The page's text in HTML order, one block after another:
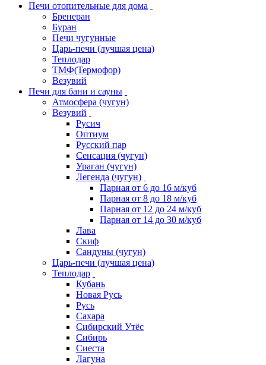
Печи отопительные для дома
Бренеран
Буран
Печи чугунные
Царь-печи (лучшая цена)
Теплодар
ТМФ(Термофор)
Везувий
Печи для бани и сауны
Атмосфера (чугун)
Везувий
Русич
Оптиум
Русский пар
Сенсация (чугун)
Ураган (чугун)
Легенда (чугун)
Парная от 6 до 16 м/куб
Парная от 8 до 18 м/куб
Парная от 12 до 24 м/куб
Парная от 14 до 30 м/куб
Лава
Скиф
Сандуны (чугун)
Царь-печи (лучшая цена)
Теплодар
Кубань
Новая Русь
Русь
Сахара
Сибирский Утёс
Сибирь
Сиеста
Лагуна